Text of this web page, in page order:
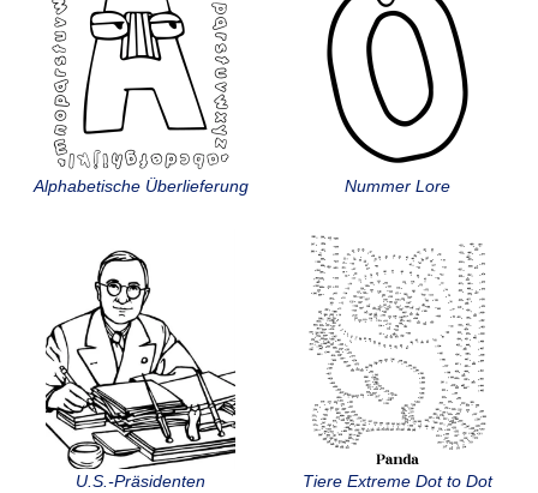
Alphabetische Überlieferung Nummer Lore
U.S.-Präsidenten Tiere Extreme Dot to Dot